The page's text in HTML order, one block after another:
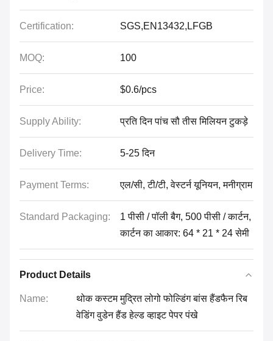
Certification: SGS,EN13432,LFGB
MOQ: 100
Price: $0.6/pcs
Supply Ability: प्रति दिन पांच सौ तीस मिलियन टुकड़े
Delivery Time: 5-25 दिन
Payment Terms: एल/सी, टी/टी, वेस्टर्न यूनियन, मनीग्राम
Standard Packaging:
1 पीसी / पॉली बैग, 500 पीसी / कार्टन,
कार्टन का आकार: 64 * 21 * 24 सेमी
Product Details
Name:
थोक कस्टम मुद्रित लोगो फोल्डिंग बांस हैंडफैन रिब
वेडिंग वुडेन हैंड हेल्ड व्हाइट पेपर पंखे